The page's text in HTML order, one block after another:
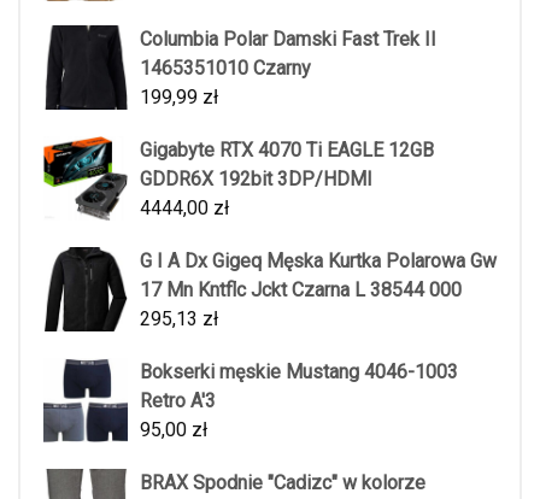
Columbia Polar Damski Fast Trek II
1465351010 Czarny
199,99 zł
Gigabyte RTX 4070 Ti EAGLE 12GB
GDDR6X 192bit 3DP/HDMI
4444,00 zł
G I A Dx Gigeq Męska Kurtka Polarowa Gw
17 Mn Kntflc Jckt Czarna L 38544 000
295,13 zł
Bokserki męskie Mustang 4046-1003
Retro A'3
95,00 zł
BRAX Spodnie "Cadizc" w kolorze